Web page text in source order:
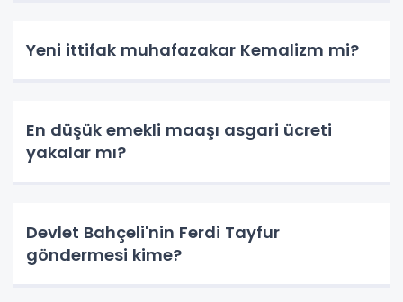
Yeni ittifak muhafazakar Kemalizm mi?
En düşük emekli maaşı asgari ücreti
yakalar mı?
Devlet Bahçeli'nin Ferdi Tayfur
göndermesi kime?